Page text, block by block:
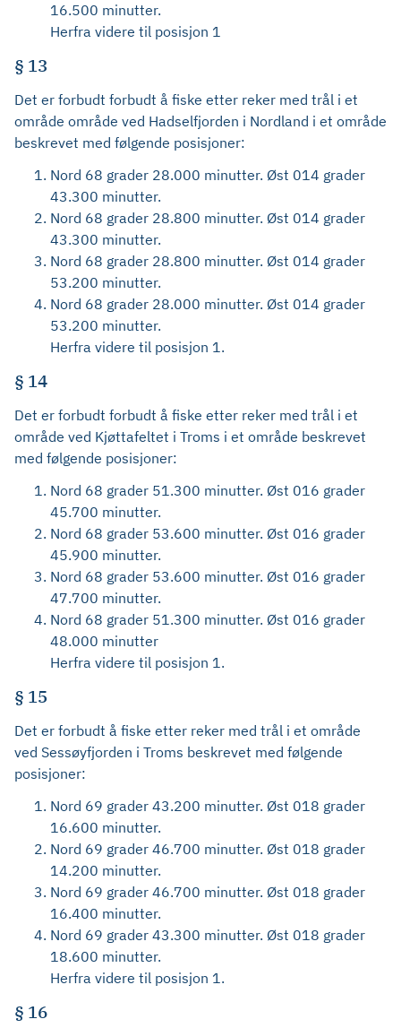
16.500 minutter.
Herfra videre til posisjon 1
§ 13
Det er forbudt forbudt å fiske etter reker med trål i et
område område ved Hadselfjorden i Nordland i et område
beskrevet med følgende posisjoner:
Nord 68 grader 28.000 minutter. Øst 014 grader
43.300 minutter.
Nord 68 grader 28.800 minutter. Øst 014 grader
43.300 minutter.
Nord 68 grader 28.800 minutter. Øst 014 grader
53.200 minutter.
Nord 68 grader 28.000 minutter. Øst 014 grader
53.200 minutter.
Herfra videre til posisjon 1.
§ 14
Det er forbudt forbudt å fiske etter reker med trål i et
område ved Kjøttafeltet i Troms i et område beskrevet
med følgende posisjoner:
Nord 68 grader 51.300 minutter. Øst 016 grader
45.700 minutter.
Nord 68 grader 53.600 minutter. Øst 016 grader
45.900 minutter.
Nord 68 grader 53.600 minutter. Øst 016 grader
47.700 minutter.
Nord 68 grader 51.300 minutter. Øst 016 grader
48.000 minutter
Herfra videre til posisjon 1.
§ 15
Det er forbudt å fiske etter reker med trål i et område
ved Sessøyfjorden i Troms beskrevet med følgende
posisjoner:
Nord 69 grader 43.200 minutter. Øst 018 grader
16.600 minutter.
Nord 69 grader 46.700 minutter. Øst 018 grader
14.200 minutter.
Nord 69 grader 46.700 minutter. Øst 018 grader
16.400 minutter.
Nord 69 grader 43.300 minutter. Øst 018 grader
18.600 minutter.
Herfra videre til posisjon 1.
§ 16